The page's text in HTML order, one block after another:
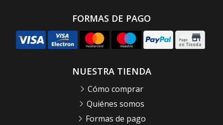
FORMAS DE PAGO
NUESTRA TIENDA
Cómo comprar
Quiénes somos
Formas de pago